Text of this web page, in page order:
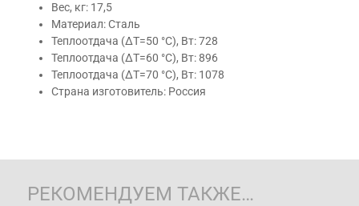
Вес, кг: 17,5
Материал: Сталь
Теплоотдача (ΔT=50 °C), Вт: 728
Теплоотдача (ΔT=60 °C), Вт: 896
Теплоотдача (ΔT=70 °C), Вт: 1078
Страна изготовитель: Россия
РЕКОМЕНДУЕМ ТАКЖЕ…